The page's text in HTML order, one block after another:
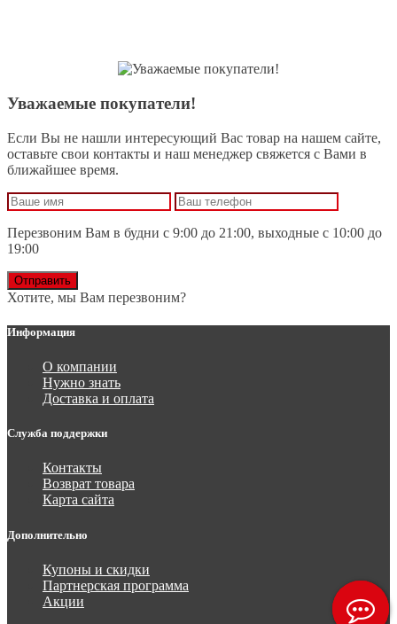
Уважаемые покупатели!
Если Вы не нашли интересующий Вас товар на нашем сайте,
оставьте свои контакты и наш менеджер свяжется с Вами в
ближайшее время.
Перезвоним Вам в будни с 9:00 до 21:00, выходные с 10:00 до
19:00
Отправить
Хотите, мы Вам перезвоним?
Информация
О компании
Нужно знать
Доставка и оплата
Служба поддержки
Контакты
Возврат товара
Карта сайта
Дополнительно
Купоны и скидки
Партнерская программа
Акции